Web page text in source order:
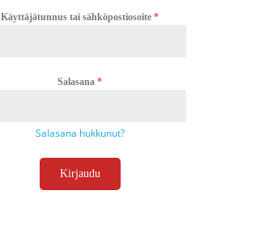
Käyttäjätunnus tai sähköpostiosoite*
Salasana*
Salasana hukkunut?
Kirjaudu